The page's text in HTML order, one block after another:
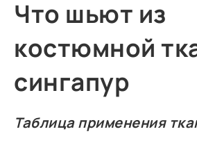
Что шьют из
костюмной
сингапур
Таблица применения